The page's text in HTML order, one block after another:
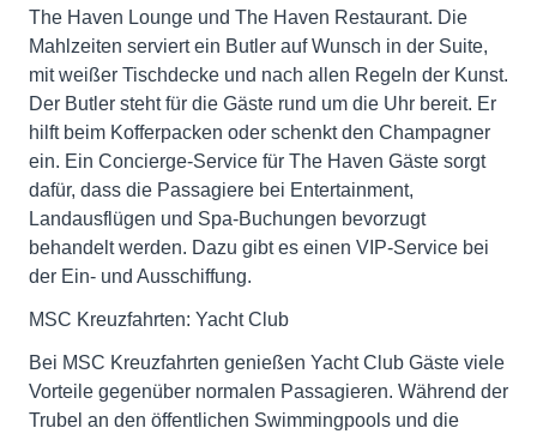
The Haven Lounge und The Haven Restaurant. Die
Mahlzeiten serviert ein Butler auf Wunsch in der Suite,
mit weißer Tischdecke und nach allen Regeln der Kunst.
Der Butler steht für die Gäste rund um die Uhr bereit. Er
hilft beim Kofferpacken oder schenkt den Champagner
ein. Ein Concierge-Service für The Haven Gäste sorgt
dafür, dass die Passagiere bei Entertainment,
Landausflügen und Spa-Buchungen bevorzugt
behandelt werden. Dazu gibt es einen VIP-Service bei
der Ein- und Ausschiffung.
MSC Kreuzfahrten: Yacht Club
Bei MSC Kreuzfahrten genießen Yacht Club Gäste viele
Vorteile gegenüber normalen Passagieren. Während der
Trubel an den öffentlichen Swimmingpools und die